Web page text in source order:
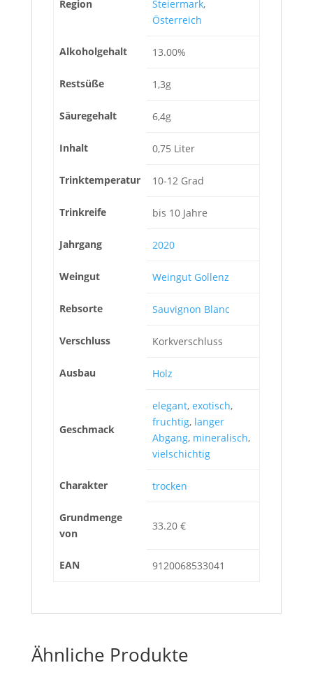
Region
Steiermark,
Österreich
Alkoholgehalt 13.00%
Restsüße 1,3g
Säuregehalt 6,4g
Inhalt 0,75 Liter
Trinktemperatur 10-12 Grad
Trinkreife bis 10 Jahre
Jahrgang 2020
Weingut Weingut Gollenz
Rebsorte Sauvignon Blanc
Verschluss Korkverschluss
Ausbau Holz
Geschmack
elegant, exotisch,
fruchtig, langer
Abgang, mineralisch,
vielschichtig
Charakter trocken
Grundmenge
von
33.20 €
EAN 9120068533041
Ähnliche Produkte